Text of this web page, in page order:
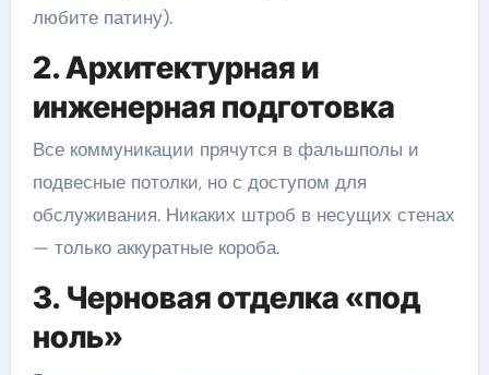
любите патину).
2. Архитектурная и
инженерная подготовка
Все коммуникации прячутся в фальшполы и
подвесные потолки, но с доступом для
обслуживания. Никаких штроб в несущих стенах
— только аккуратные короба.
3. Черновая отделка «под
ноль»